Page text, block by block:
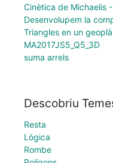
Cinètica de Michaelis
Desenvolupem la
Triangles en un
MA2017JS5_Q5_3D
suma arrels
Descobriu
Resta
Lògica
Rombe